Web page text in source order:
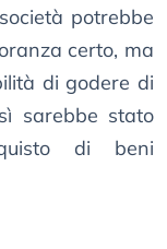
potrebbe
certo, ma
di godere di
sarebbe stato
di beni